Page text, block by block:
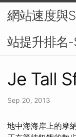
網站速度與
站提升排名-
Je Tall
Sep 20, 2013
地中海海岸上的摩